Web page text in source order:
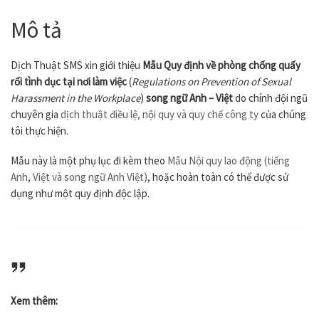
Mô tả
Dịch Thuật SMS xin giới thiệu Mẫu Quy định về phòng chống quấy
rối tình dục tại nơi làm việc(Regulations on Prevention of Sexual
Harassment in the Workplace) song ngữ Anh – Việtdo chính đội ngũ
chuyên gia dịch thuật điều lệ, nội quy và quy chế công tycủa chúng
tôi thực hiện.
Mẫu này là một phụ lục đi kèm theo Mẫu Nội quy lao động (tiếng
Anh, Việt và song ngữ Anh Việt), hoặc hoàn toàn có thể được sử
dụng như một quy định độc lập.
Xem thêm: